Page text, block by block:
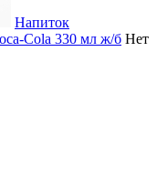
Напиток
Cola 330 мл ж/б Нет